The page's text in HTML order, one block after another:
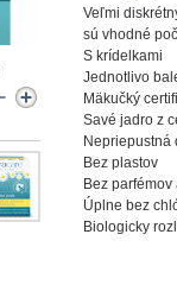
Veľmi
sú vhodné
S krídelkami
Jednotlivo
Mäkučký
Savé jadro z
Nepriepustná
Bez plastov
Bez
Úplne bez
Biologicky